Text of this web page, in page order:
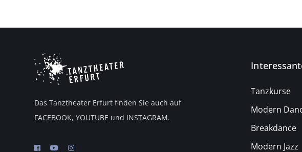
Das Tanztheater Erfurt finden Sie auch auf
FACEBOOK, YOUTUBE und INSTAGRAM.
Tanzkurse
Modern
Breakdance
Modern Jazz